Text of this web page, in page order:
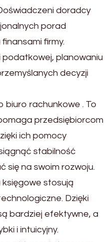
doradcy
porad
firmy.
planowaniu
decyzji
biuro rachunkowe . To
przedsiębiorcom
ich pomocy
stabilność
się na swoim rozwoju.
stosują
Dzięki
bardziej efektywne, a
i intuicyjny.